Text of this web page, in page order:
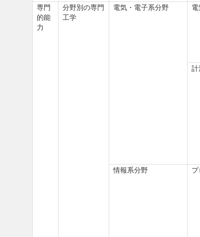
専門
的能
力
分野別の専門
工学
電気・電子系分野
情報系分野